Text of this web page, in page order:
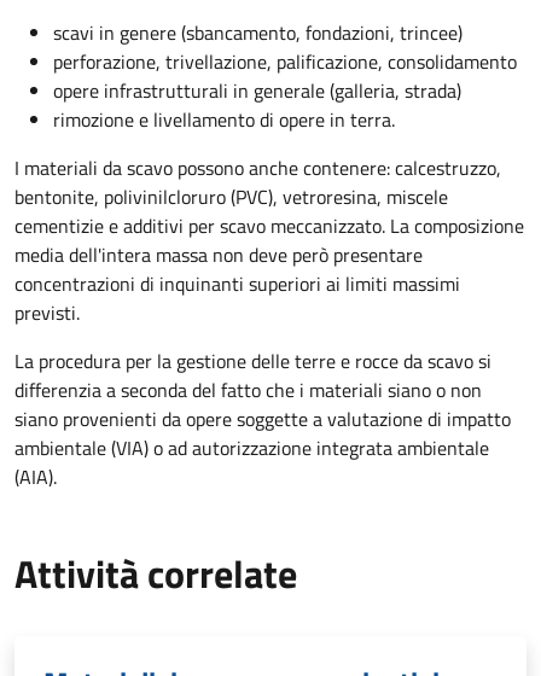
scavi in genere (sbancamento, fondazioni, trincee)
perforazione, trivellazione, palificazione, consolidamento
opere infrastrutturali in generale (galleria, strada)
rimozione e livellamento di opere in terra.
I materiali da scavo possono anche contenere: calcestruzzo,
bentonite, polivinilcloruro (PVC), vetroresina, miscele
cementizie e additivi per scavo meccanizzato. La composizione
media dell'intera massa non deve però presentare
concentrazioni di inquinanti superiori ai limiti massimi
previsti.
La procedura per la gestione delle terre e rocce da scavo si
differenzia a seconda del fatto che i materiali siano o non
siano provenienti da opere soggette a valutazione di impatto
ambientale (VIA) o ad autorizzazione integrata ambientale
(AIA).
Attività correlate